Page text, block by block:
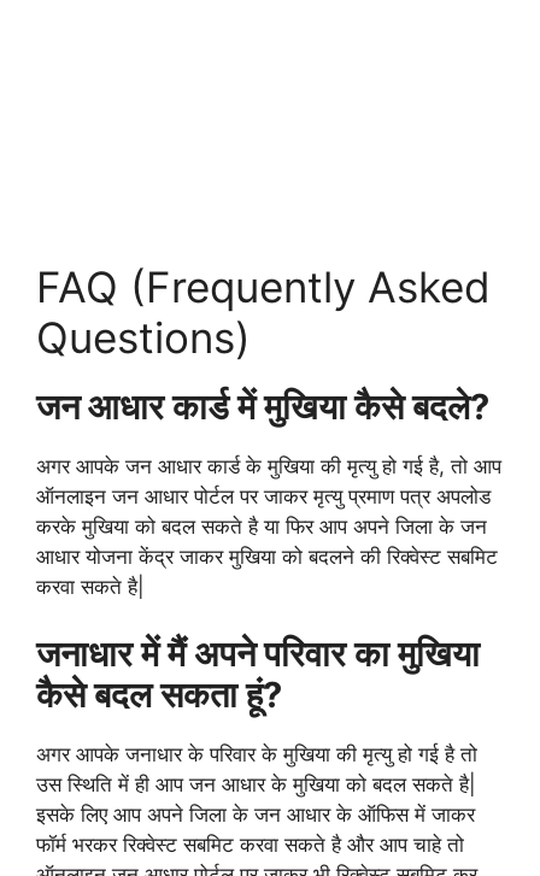
FAQ (Frequently Asked
Questions)
जन आधार कार्ड में मुखिया कैसे बदले?
अगर आपके जन आधार कार्ड के मुखिया की मृत्यु हो गई है, तो आप
ऑनलाइन जन आधार पोर्टल पर जाकर मृत्यु प्रमाण पत्र अपलोड
करके मुखिया को बदल सकते है या फिर आप अपने जिला के जन
आधार योजना केंद्र जाकर मुखिया को बदलने की रिक्वेस्ट सबमिट
करवा सकते है|
जनाधार में मैं अपने परिवार का मुखिया
कैसे बदल सकता हूं?
अगर आपके जनाधार के परिवार के मुखिया की मृत्यु हो गई है तो
उस स्थिति में ही आप जन आधार के मुखिया को बदल सकते है|
इसके लिए आप अपने जिला के जन आधार के ऑफिस में जाकर
फॉर्म भरकर रिक्वेस्ट सबमिट करवा सकते है और आप चाहे तो